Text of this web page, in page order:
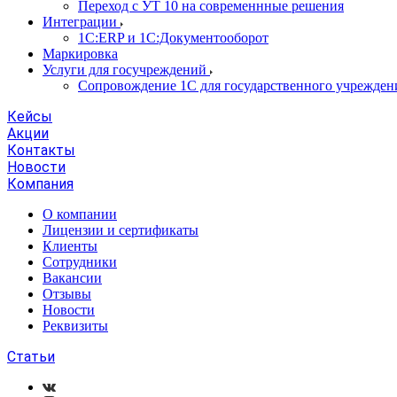
Переход с УТ 10 на современнные решения
Интеграции
1С:ERP и 1С:Документооборот
Маркировка
Услуги для госучреждений
Сопровождение 1С для государственного
Кейсы
Акции
Контакты
Новости
Компания
О компании
Лицензии и сертификаты
Клиенты
Сотрудники
Вакансии
Отзывы
Новости
Реквизиты
Статьи